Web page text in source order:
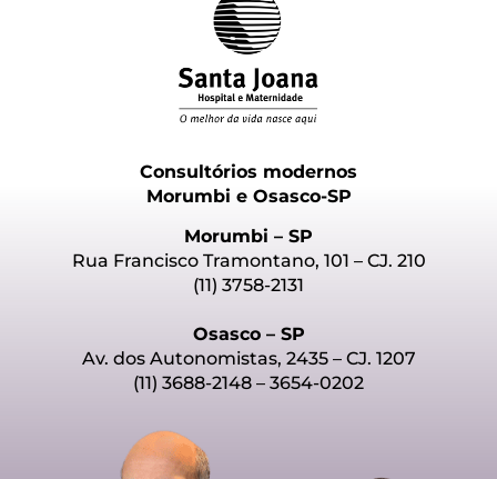
Consultórios modernos
Morumbi e Osasco-SP
Morumbi – SP
Rua Francisco Tramontano, 101 – CJ. 210
(11) 3758-2131
Osasco – SP
Av. dos Autonomistas, 2435 – CJ. 1207
(11) 3688-2148 – 3654-0202